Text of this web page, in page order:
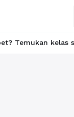
kelas seru dan